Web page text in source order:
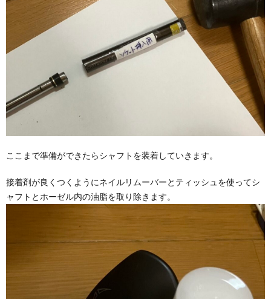
ここまで準備ができたらシャフトを装着していきます。
接着剤が良くつくようにネイルリムーバーとティッシュを使ってシ
ャフトとホーゼル内の油脂を取り除きます。